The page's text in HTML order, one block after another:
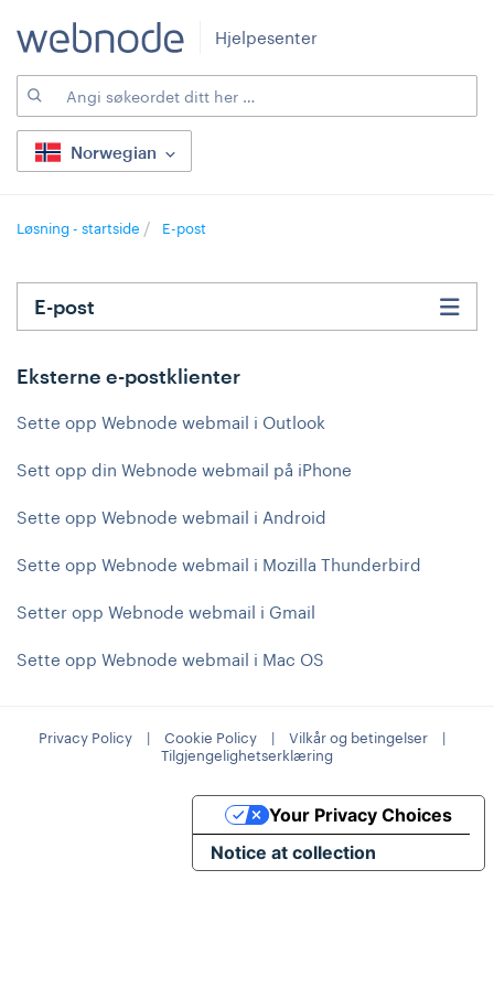
Hjelpesenter
Norwegian
Løsning - startside E-post
Eksterne e-postklienter
Sette opp Webnode webmail i Outlook
Sett opp din Webnode webmail på iPhone
Sette opp Webnode webmail i Android
Sette opp Webnode webmail i Mozilla Thunderbird
Setter opp Webnode webmail i Gmail
Sette opp Webnode webmail i Mac OS
E-post
Privacy Policy | Cookie Policy | Vilkår og betingelser
|
Tilgjengelighetserklæring
Notice at collection
Your Privacy Choices